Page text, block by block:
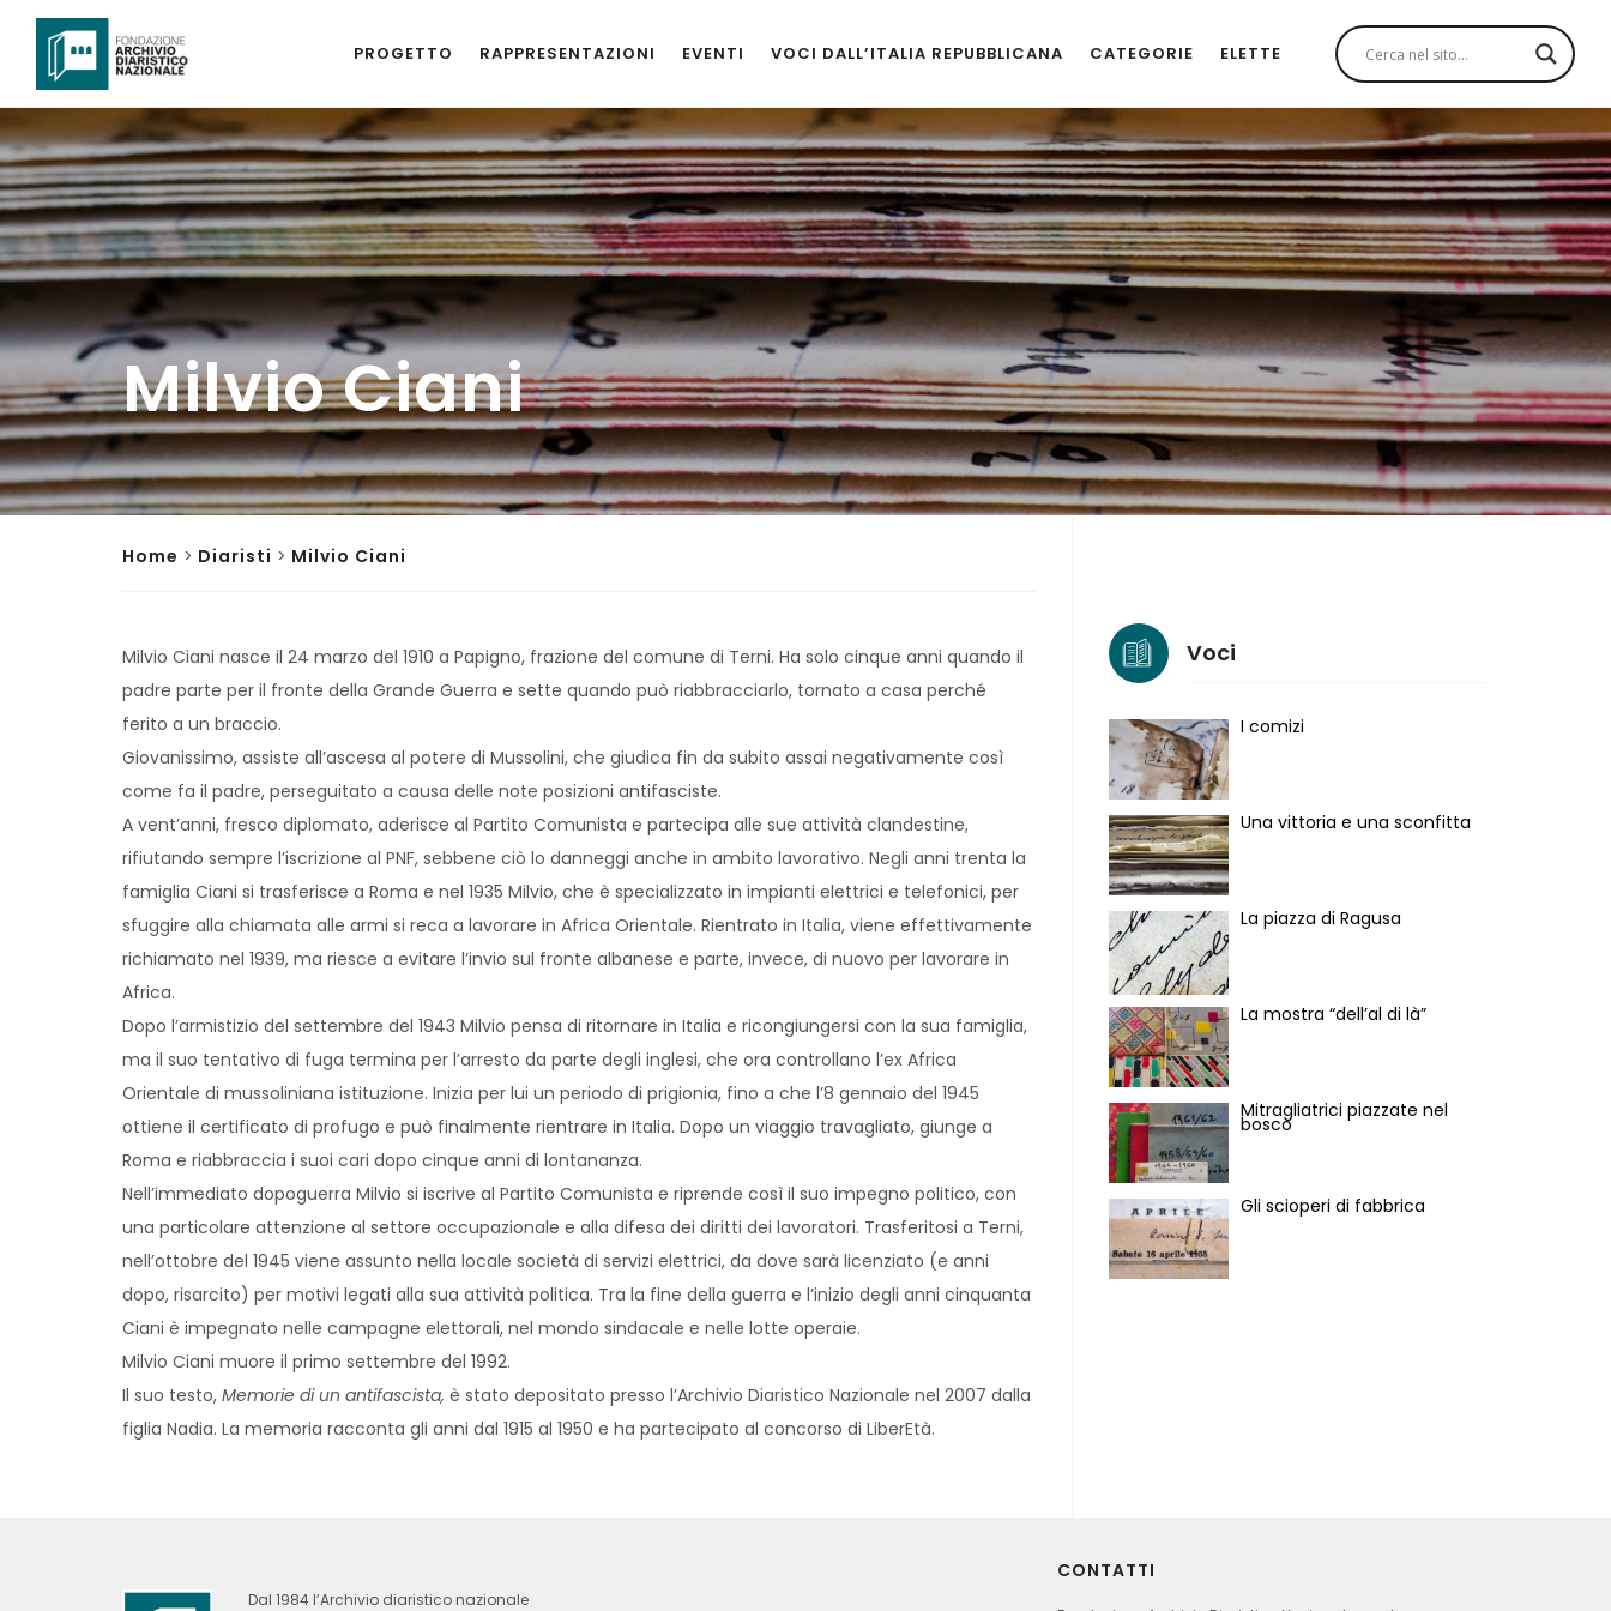
PROGETTO RAPPRESENTAZIONI EVENTI VOCI DALL’ITALIA REPUBBLICANA CATEGORIE ELETTE
Milvio Ciani
Home > Diaristi > Milvio Ciani
Milvio Ciani nasce il 24 marzo del 1910 a Papigno, frazione del comune di Terni. Ha solo cinque anni quando il
padre parte per il fronte della Grande Guerra e sette quando può riabbracciarlo, tornato a casa perché
ferito a un braccio.
Giovanissimo, assiste all’ascesa al potere di Mussolini, che giudica fin da subito assai negativamente così
come fa il padre, perseguitato a causa delle note posizioni antifasciste.
A vent’anni, fresco diplomato, aderisce al Partito Comunista e partecipa alle sue attività clandestine,
rifiutando sempre l’iscrizione al PNF, sebbene ciò lo danneggi anche in ambito lavorativo. Negli anni trenta la
famiglia Ciani si trasferisce a Roma e nel 1935 Milvio, che è specializzato in impianti elettrici e telefonici, per
sfuggire alla chiamata alle armi si reca a lavorare in Africa Orientale. Rientrato in Italia, viene effettivamente
richiamato nel 1939, ma riesce a evitare l’invio sul fronte albanese e parte, invece, di nuovo per lavorare in
Africa.
Dopo l’armistizio del settembre del 1943 Milvio pensa di ritornare in Italia e ricongiungersi con la sua famiglia,
ma il suo tentativo di fuga termina per l’arresto da parte degli inglesi, che ora controllano l’ex Africa
Orientale di mussoliniana istituzione. Inizia per lui un periodo di prigionia, fino a che l’8 gennaio del 1945
ottiene il certificato di profugo e può finalmente rientrare in Italia. Dopo un viaggio travagliato, giunge a
Roma e riabbraccia i suoi cari dopo cinque anni di lontananza.
Nell’immediato dopoguerra Milvio si iscrive al Partito Comunista e riprende così il suo impegno politico, con
una particolare attenzione al settore occupazionale e alla difesa dei diritti dei lavoratori. Trasferitosi a Terni,
nell’ottobre del 1945 viene assunto nella locale società di servizi elettrici, da dove sarà licenziato (e anni
dopo, risarcito) per motivi legati alla sua attività politica. Tra la fine della guerra e l’inizio degli anni cinquanta
Ciani è impegnato nelle campagne elettorali, nel mondo sindacale e nelle lotte operaie.
Milvio Ciani muore il primo settembre del 1992.
Il suo testo, Memorie di un antifascista, è stato depositato presso l’Archivio Diaristico Nazionale nel 2007 dalla
figlia Nadia. La memoria racconta gli anni dal 1915 al 1950 e ha partecipato al concorso di LiberEtà.
Voci
I comizi
Una vittoria e una sconfitta
La piazza di Ragusa
La mostra “dell’al di là”
Mitragliatrici piazzate nel
bosco
Gli scioperi di fabbrica
Dal 1984 l’Archivio diaristico nazionale
CONTATTI